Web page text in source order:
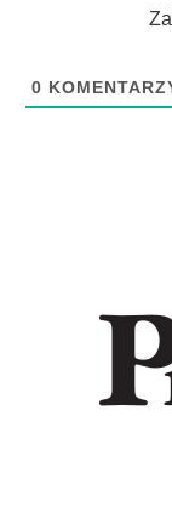
0